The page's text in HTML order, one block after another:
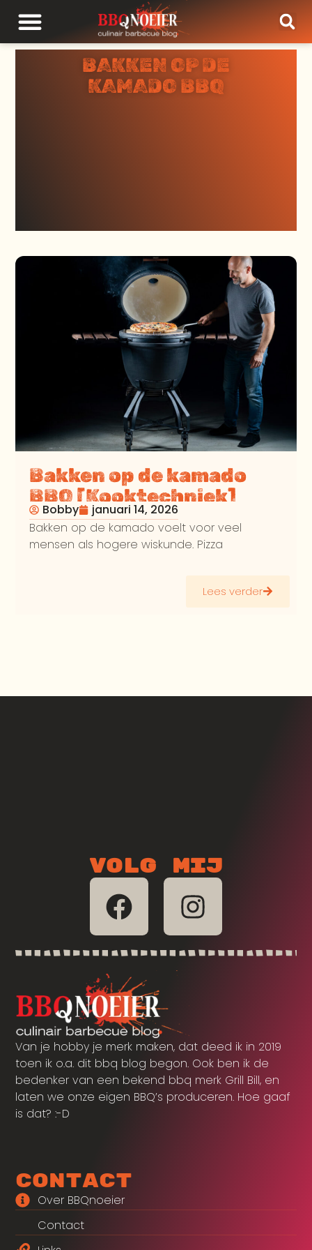
BAKKEN OP DE
KAMADO BBQ
Bakken op de kamado
BBQ [Kooktechniek]
Bobby
januari 14, 2026
Bakken op de kamado voelt voor veel
mensen als hogere wiskunde. Pizza
Lees verder
Volg mij
Van je hobby je merk maken, dat deed ik in 2019
toen ik o.a. dit bbq blog begon. Ook ben ik de
bedenker van een bekend bbq merk Grill Bill, en
laten we onze eigen BBQ’s produceren. Hoe gaaf
is dat? :-D
Contact
Over BBQnoeier
Contact